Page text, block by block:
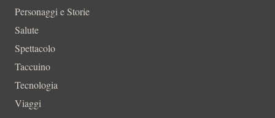
Personaggi e Storie
Salute
Spettacolo
Taccuino
Tecnologia
Viaggi